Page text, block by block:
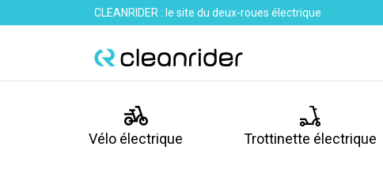
CLEANRIDER : le site du deux-roues électrique
Vélo électrique Trottinette électrique